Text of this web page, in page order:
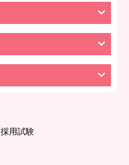
採用試験